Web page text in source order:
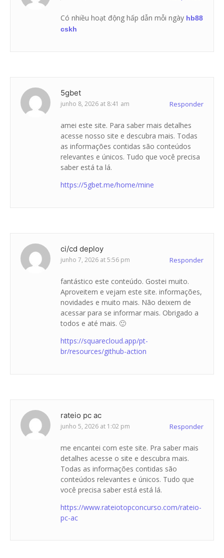
Có nhiều hoạt động hấp dẫn mỗi ngày hb88
cskh
5gbet
junho 8, 2026 at 8:41 am Responder
amei este site. Para saber mais detalhes
acesse nosso site e descubra mais. Todas
as informações contidas são conteúdos
relevantes e únicos. Tudo que você precisa
saber está ta lá.
https://5gbet.me/home/mine
ci/cd deploy
junho 7, 2026 at 5:56 pm Responder
fantástico este conteúdo. Gostei muito.
Aproveitem e vejam este site. informações,
novidades e muito mais. Não deixem de
acessar para se informar mais. Obrigado a
todos e até mais. 🙂
https://squarecloud.app/pt-
br/resources/github-action
rateio pc ac
junho 5, 2026 at 1:02 pm Responder
me encantei com este site. Pra saber mais
detalhes acesse o site e descubra mais.
Todas as informações contidas são
conteúdos relevantes e únicos. Tudo que
você precisa saber está está lá.
https://www.rateiotopconcurso.com/rateio-
pc-ac